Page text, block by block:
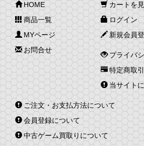
HOME
商品一覧
MYページ
お問合せ
カートを
ログイン
新規会員
プライバ
特定商取
当サイト
ご注文・お支払方法について
会員登録について
中古ゲーム買取りについて